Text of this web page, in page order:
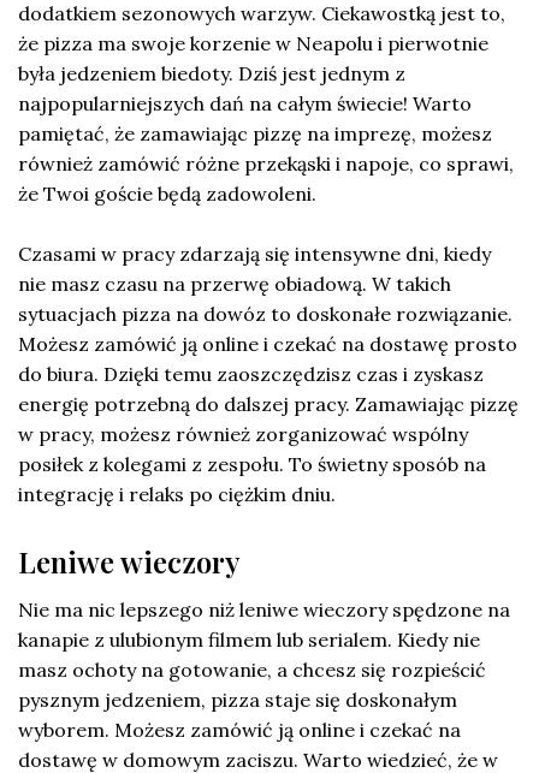
dodatkiem sezonowych warzyw. Ciekawostką jest to,
że pizza ma swoje korzenie w Neapolu i pierwotnie
była jedzeniem biedoty. Dziś jest jednym z
najpopularniejszych dań na całym świecie! Warto
pamiętać, że zamawiając pizzę na imprezę, możesz
również zamówić różne przekąski i napoje, co sprawi,
że Twoi goście będą zadowoleni.
Czasami w pracy zdarzają się intensywne dni, kiedy
nie masz czasu na przerwę obiadową. W takich
sytuacjach pizza na dowóz to doskonałe rozwiązanie.
Możesz zamówić ją online i czekać na dostawę prosto
do biura. Dzięki temu zaoszczędzisz czas i zyskasz
energię potrzebną do dalszej pracy. Zamawiając pizzę
w pracy, możesz również zorganizować wspólny
posiłek z kolegami z zespołu. To świetny sposób na
integrację i relaks po ciężkim dniu.
Leniwe wieczory
Nie ma nic lepszego niż leniwe wieczory spędzone na
kanapie z ulubionym filmem lub serialem. Kiedy nie
masz ochoty na gotowanie, a chcesz się rozpieścić
pysznym jedzeniem, pizza staje się doskonałym
wyborem. Możesz zamówić ją online i czekać na
dostawę w domowym zaciszu. Warto wiedzieć, że w